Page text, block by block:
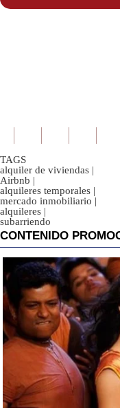
TAGS
alquiler de viviendas |
Airbnb |
alquileres temporales |
mercado inmobiliario |
alquileres |
subarriendo